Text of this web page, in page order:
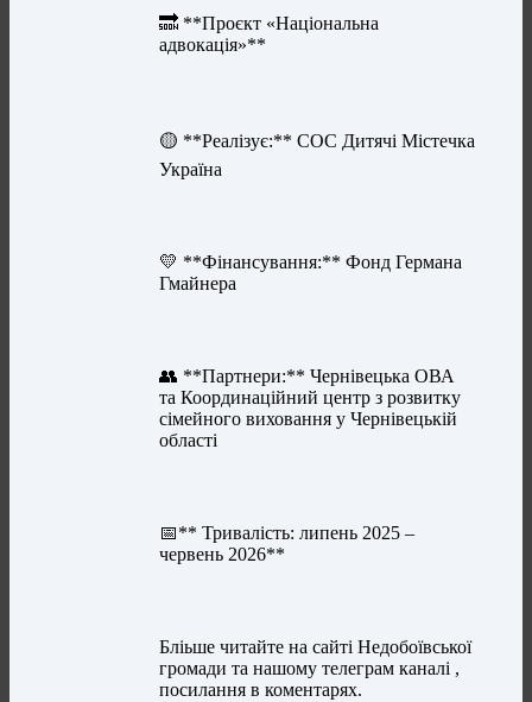
🔜 **Проєкт «Національна
адвокація»**
🟡 **Реалізує:** СОС Дитячі Містечка
Україна
💛 **Фінансування:** Фонд Германа
Гмайнера
👥 **Партнери:** Чернівецька ОВА
та Координаційний центр з розвитку
сімейного виховання у Чернівецькій
області
📅** Тривалість: липень 2025 –
червень 2026**
Бліьше читайте на сайті Недобоївської
громади та нашому телеграм каналі ,
посилання в коментарях.